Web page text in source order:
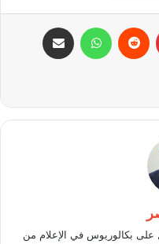
بينتيريست واتساب
بكالوريوس في الإعلام من